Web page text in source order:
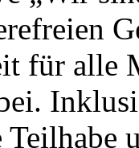
für alle